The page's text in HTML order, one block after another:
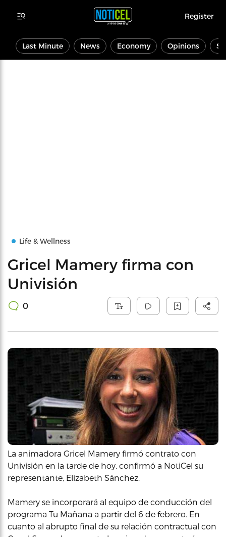
Register
Last Minute News Economy Opinions
Life & Wellness
Gricel Mamery firma con
Univisión
0
La animadora Gricel Mamery firmó contrato con
Univisión en la tarde de hoy, confirmó a NotiCel su
representante, Elizabeth Sánchez.
Mamery se incorporará al equipo de conducción del
programa Tu Mañana a partir del 6 de febrero. En
cuanto al abrupto final de su relación contractual con